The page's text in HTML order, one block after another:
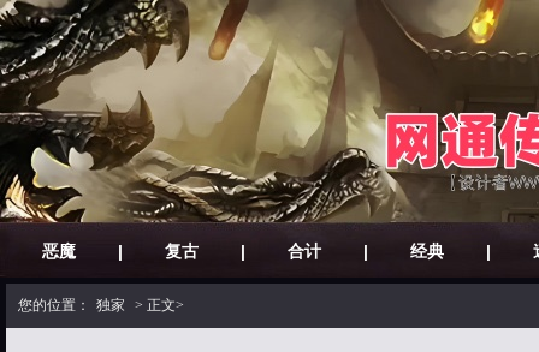
恶魔 | 复古 | 合计 | 经典 |
您的位置： 独家 > 正文>